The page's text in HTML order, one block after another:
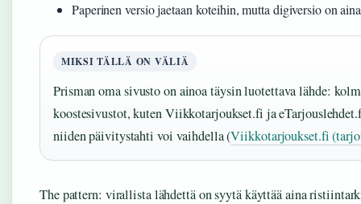
Paperinen versio jaetaan koteihin, mutta digiversio on
MIKSI TÄLLÄ ON VÄLIÄ
Prisman oma sivusto on ainoa täysin luotettava lähde:
koostesivustot, kuten Viikkotarjoukset.fi ja
niiden päivitystahti voi vaihdella (Viikkotarjoukset.fi
The pattern: virallista lähdettä on syytä käyttää aina